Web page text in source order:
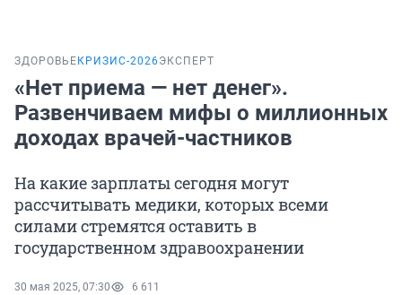
ЗДОРОВЬЕ КРИЗИС-2026ЭКСПЕРТ
«Нет приема — нет денег».
Развенчиваем мифы о миллионных
доходах врачей-частников
На какие зарплаты сегодня могут
рассчитывать медики, которых всеми
силами стремятся оставить в
государственном здравоохранении
30 мая 2025, 07:30 6 611